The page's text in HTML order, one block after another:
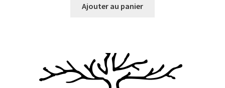
Ajouter au panier